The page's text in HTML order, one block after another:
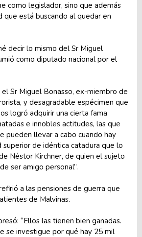
como legislador, sino que además
que está buscando al quedar en
decir lo mismo del Sr Miguel
como diputado nacional por el
Sr Miguel Bonasso, ex-miembro de
y desagradable espécimen que
logró adquirir una cierta fama
e innobles actitudes, las que
pueden llevar a cabo cuando hay
superior de idéntica catadura que lo
Néstor Kirchner, de quien el sujeto
ser amigo personal”.
a las pensiones de guerra que
de Malvinas.
“Ellos las tienen bien ganadas.
se investigue por qué hay 25 mil